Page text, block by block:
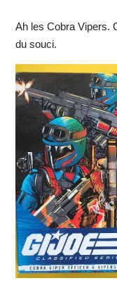
Ah les Cobra Vipers.
du souci.